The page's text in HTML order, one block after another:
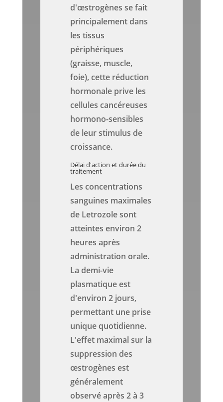
d'œstrogènes se fait
principalement dans
les tissus
périphériques
(graisse, muscle,
foie), cette réduction
hormonale prive les
cellules cancéreuses
hormono-sensibles
de leur stimulus de
croissance.
Délai d'action et durée du
traitement
Les concentrations
sanguines maximales
de Letrozole sont
atteintes environ 2
heures après
administration orale.
La demi-vie
plasmatique est
d'environ 2 jours,
permettant une prise
unique quotidienne.
L'effet maximal sur la
suppression des
œstrogènes est
généralement
observé après 2 à 3